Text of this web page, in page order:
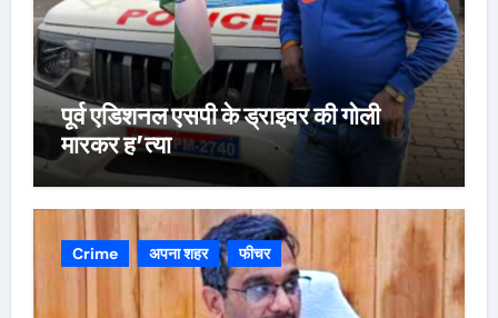
पूर्व एडिशनल एसपी के ड्राइवर की गोली
मारकर ह’त्या
Crime अपना शहर फीचर